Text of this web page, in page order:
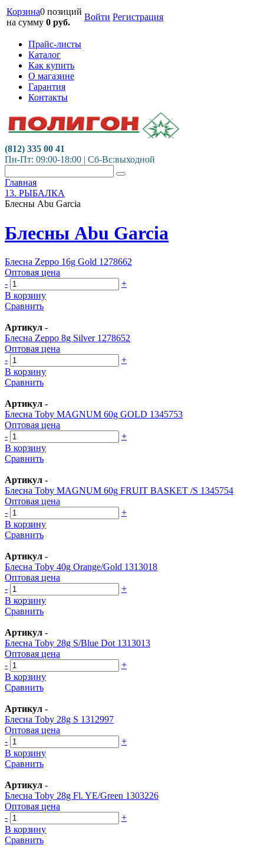
Корзина0 позиций
на сумму 0 руб.
Войти Регистрация
Прайс-листы
Каталог
Как купить
О магазине
Гарантия
Контакты
(812) 335 00 41
Пн-Пт: 09:00-18:00 | Сб-Вс:выходной
Главная
13. РЫБАЛКА
Блесны Abu Garcia
Блесны Abu Garcia
Блесна Zeppo 16g Gold 1278662
Оптовая цена
-
+
В корзину
Сравнить
Артикул -
Блесна Zeppo 8g Silver 1278652
Оптовая цена
-
+
В корзину
Сравнить
Артикул -
Блесна Toby MAGNUM 60g GOLD 1345753
Оптовая цена
-
+
В корзину
Сравнить
Артикул -
Блесна Toby MAGNUM 60g FRUIT BASKET /S 1345754
Оптовая цена
-
+
В корзину
Сравнить
Артикул -
Блесна Toby 40g Orange/Gold 1313018
Оптовая цена
-
+
В корзину
Сравнить
Артикул -
Блесна Toby 28g S/Blue Dot 1313013
Оптовая цена
-
+
В корзину
Сравнить
Артикул -
Блесна Toby 28g S 1312997
Оптовая цена
-
+
В корзину
Сравнить
Артикул -
Блесна Toby 28g Fl. YE/Green 1303226
Оптовая цена
-
+
В корзину
Сравнить